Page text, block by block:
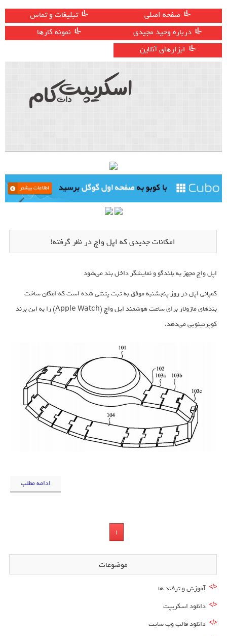
صفحه اصلی
تبلیغات و تماس
درباره وحید مجیدی
نمونه کارها
ابزارهای آنلاین
امکانات جدیدی که اپل واچ در نظر گرفته!
اپل واچ مجهز به بلندگو و نمایشگر داخل بند می‌شود
کمپانی اپل در روز پنجشنبه موفق به ثبت پتنتی شده است که امکان ساخت
بندهای ماژولار برای ساعت هوشمند اپل واچ (Apple Watch) را به این برند
کوپرتینویی می‌دهد.
ادامه مطلب
1
موضوعات
آموزش و ترفند ها
دانلود اسکریپت
دانلود قالب وب سایت